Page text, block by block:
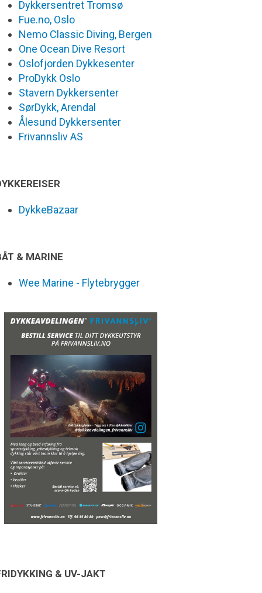
Dykkersentret Tromsø
Fue.no, Oslo
Nemo Classic Diving, Bergen
One Ocean Dive Resort
Oslofjorden Dykkesenter
ProDykk Oslo
Stavern Dykkersenter
SørDykk, Arendal
Ålesund Dykkersenter
Frivannsliv AS
DykkeBazaar
& MARINE
Wee Marine - Flytebrygger
& UV-JAKT